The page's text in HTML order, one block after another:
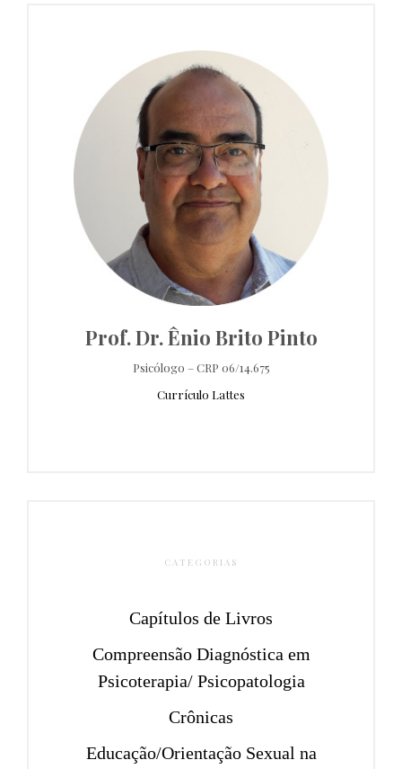
Prof. Dr. Ênio Brito Pinto
Psicólogo – CRP 06/14.675
Currículo Lattes
CATEGORIAS
Capítulos de Livros
Compreensão Diagnóstica em
Psicoterapia/ Psicopatologia
Crônicas
Educação/Orientação Sexual na